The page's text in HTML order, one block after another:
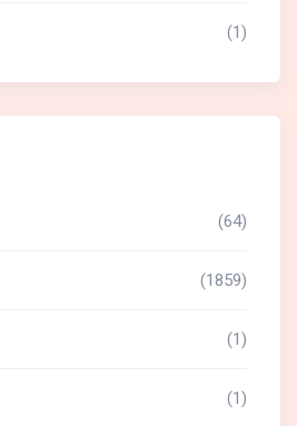
(1)
(64)
(1859)
(1)
(1)